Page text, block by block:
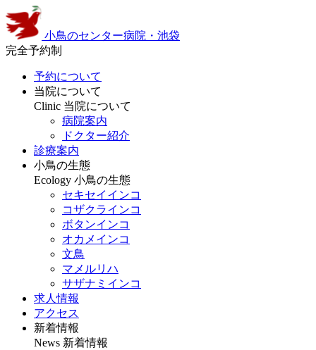
小鳥のセンター病院・池袋
完全予約制
予約について
当院について
Clinic 当院について
病院案内
ドクター紹介
診療案内
小鳥の生態
Ecology 小鳥の生態
セキセイインコ
コザクラインコ
ボタンインコ
オカメインコ
文鳥
マメルリハ
サザナミインコ
求人情報
アクセス
新着情報
News 新着情報